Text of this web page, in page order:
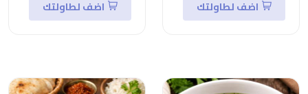
اضف لطاولتك اضف لطاولتك